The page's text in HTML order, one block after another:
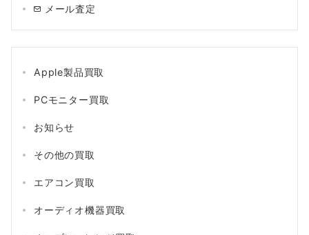
メール査定
Apple製品買取
PCモニター買取
お知らせ
その他の買取
エアコン買取
オーディオ機器買取